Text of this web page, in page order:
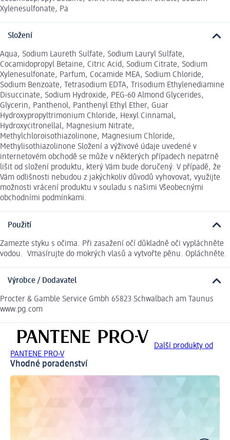
Xylenesulfonate, Pa
Složení
Aqua, Sodium Laureth Sulfate, Sodium Lauryl Sulfate,
Cocamidopropyl Betaine, Citric Acid, Sodium Citrate, Sodium
Xylenesulfonate, Parfum, Cocamide MEA, Sodium Chloride,
Sodium Benzoate, Tetrasodium EDTA, Trisodium Ethylenediamine
Disuccinate, Sodium Hydroxide, PEG-60 Almond Glycerides,
Glycerin, Panthenol, Panthenyl Ethyl Ether, Guar
Hydroxypropyltrimonium Chloride, Hexyl Cinnamal,
Hydroxycitronellal, Magnesium Nitrate,
Methylchloroisothiazolinone, Magnesium Chloride,
Methylisothiazolinone Složení a výživové údaje uvedené v
internetovém obchodě se může v některých případech nepatrně
lišit od složení produktu, který Vám bude doručený. V případě, že
Vám odlišnosti nebudou z jakýchkoliv důvodů vyhovovat, využijte
možnosti vrácení produktu v souladu s našimi Všeobecnými
obchodními podmínkami.
Použití
Zamezte styku s očima. Při zasažení očí důkladně oči vypláchněte
vodou. Vmasírujte do mokrých vlasů a vytvořte pěnu. Opláchněte.
Výrobce / Dodavatel
Procter & Gamble Service Gmbh 65823 Schwalbach am Taunus
www.pg.com
Další produkty od
PANTENE PRO-V
Vhodné poradenství